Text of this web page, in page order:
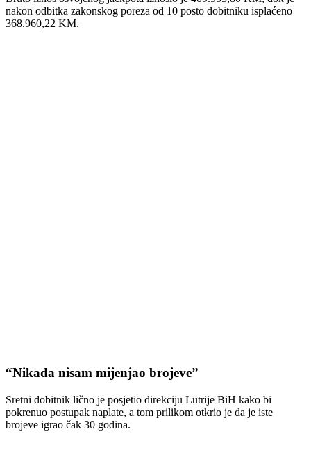
nakon odbitka zakonskog poreza od 10 posto dobitniku isplaćeno
368.960,22 KM.
“Nikada nisam mijenjao brojeve”
Sretni dobitnik lično je posjetio direkciju Lutrije BiH kako bi
pokrenuo postupak naplate, a tom prilikom otkrio je da je iste
brojeve igrao čak 30 godina.